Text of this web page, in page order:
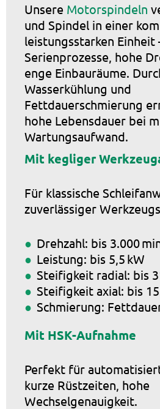
Unsere Motorspindeln
und Spindel in einer
leistungsstarken Einheit
Serienprozesse, hohe
enge Einbauräume.
Wasserkühlung und
Fettdauerschmierung
hohe Lebensdauer bei
Wartungsaufwand.
Mit kegliger
Für klassische
zuverlässiger
Drehzahl: bis 3.000
Leistung: bis 5,5 kW
Steifigkeit radial: bis
Steifigkeit axial: bis
Schmierung:
Mit HSK-Aufnahme
Perfekt für
kurze Rüstzeiten, hohe
Wechselgenauigkeit.